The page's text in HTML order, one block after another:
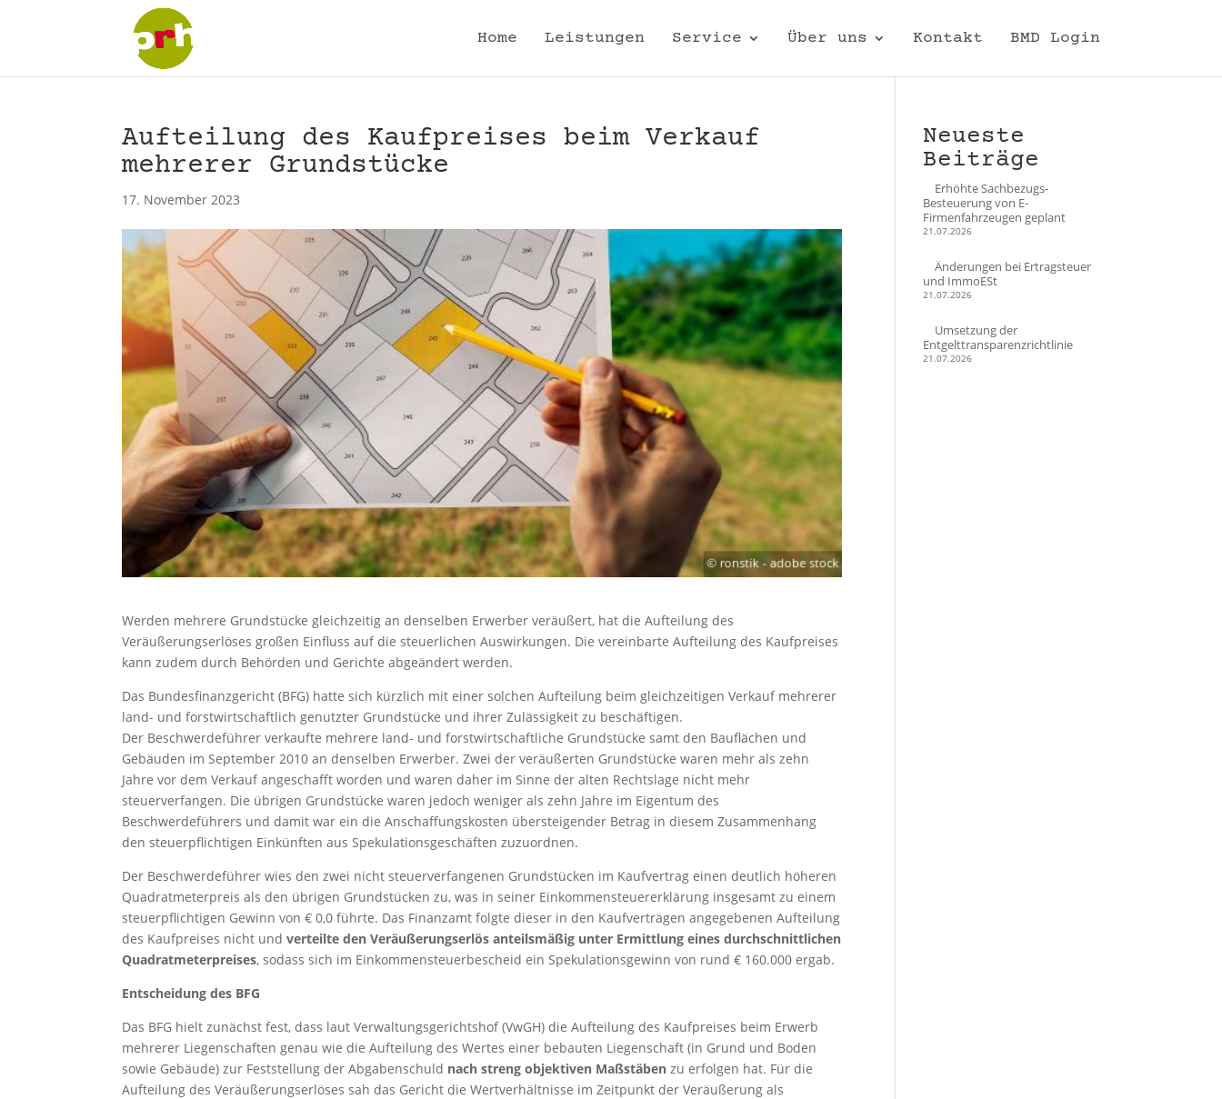
Home Leistungen Service Über uns Kontakt BMD Login
Aufteilung des Kaufpreises beim Verkauf
mehrerer Grundstücke
17. November 2023
Werden mehrere Grundstücke gleichzeitig an denselben Erwerber veräußert, hat die Aufteilung des
Veräußerungserlöses großen Einfluss auf die steuerlichen Auswirkungen. Die vereinbarte Aufteilung des Kaufpreises
kann zudem durch Behörden und Gerichte abgeändert werden.
Das Bundesfinanzgericht (BFG) hatte sich kürzlich mit einer solchen Aufteilung beim gleichzeitigen Verkauf mehrerer
land- und forstwirtschaftlich genutzter Grundstücke und ihrer Zulässigkeit zu beschäftigen.
Der Beschwerdeführer verkaufte mehrere land- und forstwirtschaftliche Grundstücke samt den Bauflächen und
Gebäuden im September 2010 an denselben Erwerber. Zwei der veräußerten Grundstücke waren mehr als zehn
Jahre vor dem Verkauf angeschafft worden und waren daher im Sinne der alten Rechtslage nicht mehr
steuerverfangen. Die übrigen Grundstücke waren jedoch weniger als zehn Jahre im Eigentum des
Beschwerdeführers und damit war ein die Anschaffungskosten übersteigender Betrag in diesem Zusammenhang
den steuerpflichtigen Einkünften aus Spekulationsgeschäften zuzuordnen.
Der Beschwerdeführer wies den zwei nicht steuerverfangenen Grundstücken im Kaufvertrag einen deutlich höheren
Quadratmeterpreis als den übrigen Grundstücken zu, was in seiner Einkommensteuererklärung insgesamt zu einem
steuerpflichtigen Gewinn von € 0,0 führte. Das Finanzamt folgte dieser in den Kaufverträgen angegebenen Aufteilung
des Kaufpreises nicht undverteilte den Veräußerungserlös anteilsmäßig unter Ermittlung eines durchschnittlichen
Quadratmeterpreises, sodass sich im Einkommensteuerbescheid ein Spekulationsgewinn von rund € 160.000 ergab.
Entscheidung des BFG
Das BFG hielt zunächst fest, dass laut Verwaltungsgerichtshof (VwGH) die Aufteilung des Kaufpreises beim Erwerb
mehrerer Liegenschaften genau wie die Aufteilung des Wertes einer bebauten Liegenschaft (in Grund und Boden
sowie Gebäude) zur Feststellung der Abgabenschuld nach streng objektiven Maßstäben zu erfolgen hat. Für die
Aufteilung des Veräußerungserlöses sah das Gericht die Wertverhältnisse im Zeitpunkt der Veräußerung als
Neueste
Beiträge
Erhöhte Sachbezugs-
Besteuerung von E-
Firmenfahrzeugen geplant
21.07.2026
Änderungen bei Ertragsteuer
und ImmoESt
21.07.2026
Umsetzung der
Entgelttransparenzrichtlinie
21.07.2026